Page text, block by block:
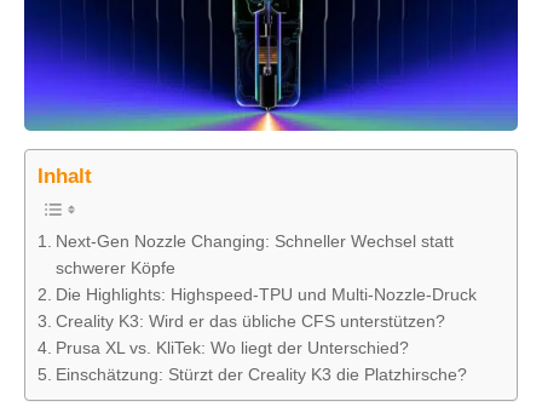
Inhalt
Next-Gen Nozzle Changing: Schneller Wechsel statt
schwerer Köpfe
Die Highlights: Highspeed-TPU und Multi-Nozzle-Druck
Creality K3: Wird er das übliche CFS unterstützen?
Prusa XL vs. KliTek: Wo liegt der Unterschied?
Einschätzung: Stürzt der Creality K3 die Platzhirsche?